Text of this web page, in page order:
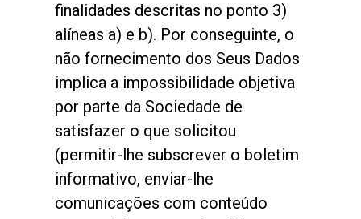
finalidades descritas no ponto 3)
alíneas a) e b). Por conseguinte, o
não fornecimento dos Seus Dados
implica a impossibilidade objetiva
por parte da Sociedade de
satisfazer o que solicitou
(permitir-lhe subscrever o boletim
informativo, enviar-lhe
comunicações com conteúdo